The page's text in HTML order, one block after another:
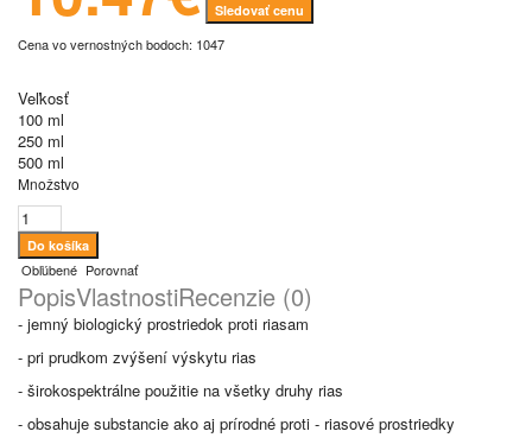
Sledovať cenu
Cena vo vernostných bodoch: 1047
Veľkosť
100 ml
250 ml
500 ml
Množstvo
Obľúbené Porovnať
PopisVlastnostiRecenzie (0)
- jemný biologický prostriedok proti riasam
- pri prudkom zvýšení výskytu rias
- širokospektrálne použitie na všetky druhy rias
- obsahuje substancie ako aj prírodné proti - riasové prostriedky